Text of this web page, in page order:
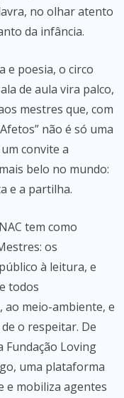
no olhar atento
da infância.
e poesia, o circo
de aula vira palco,
mestres que, com
não é só uma
convite a
belo no mundo:
e a partilha.
tem como
os
à leitura, e
todos
meio-ambiente, e
o respeitar. De
Fundação Loving
uma plataforma
e mobiliza agentes